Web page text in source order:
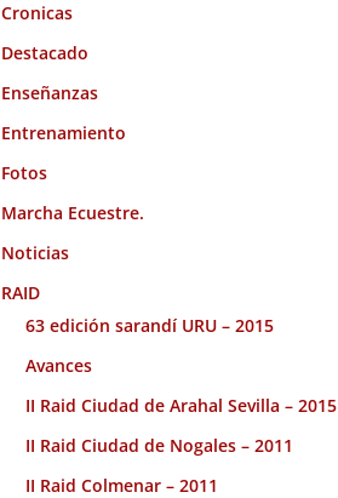
Cronicas
Destacado
Enseñanzas
Entrenamiento
Fotos
Marcha Ecuestre.
Noticias
RAID
63 edición sarandí URU – 2015
Avances
II Raid Ciudad de Arahal Sevilla – 2015
II Raid Ciudad de Nogales – 2011
II Raid Colmenar – 2011